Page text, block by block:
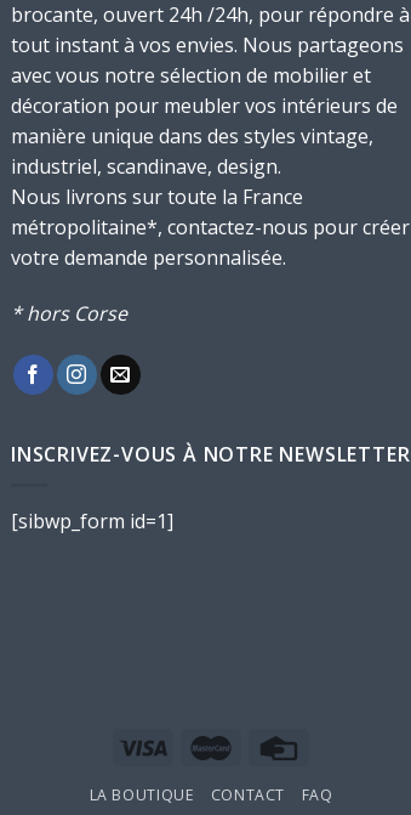
brocante, ouvert 24h /24h, pour répondre à
tout instant à vos envies. Nous partageons
avec vous notre sélection de mobilier et
décoration pour meubler vos intérieurs de
manière unique dans des styles vintage,
industriel, scandinave, design.
Nous livrons sur toute la France
métropolitaine*, contactez-nous pour créer
votre demande personnalisée.
* hors Corse
INSCRIVEZ-VOUS À NOTRE NEWSLETTER
[sibwp_form id=1]
LA BOUTIQUE CONTACT FAQ